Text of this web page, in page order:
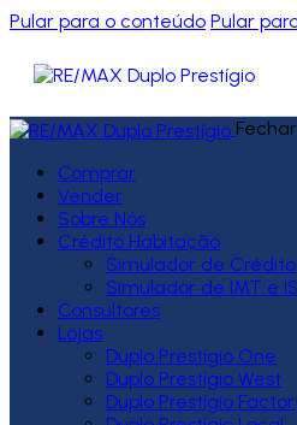
Pular para o conteúdo Pular
Fechar
Comprar
Vender
Sobre Nós
Crédito Habitação
Simulador de Crédito
Simulador de IMT e IS
Consultores
Lojas
Duplo Prestígio One
Duplo Prestígio West
Duplo Prestígio